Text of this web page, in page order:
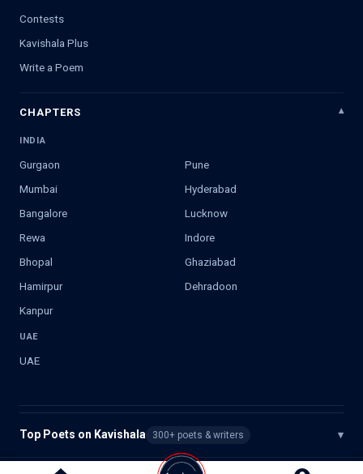
Contests
Kavishala Plus
Write a Poem
CHAPTERS
INDIA
Gurgaon
Pune
Mumbai
Hyderabad
Bangalore
Lucknow
Rewa
Indore
Bhopal
Ghaziabad
Hamirpur
Dehradoon
Kanpur
UAE
UAE
Top Poets on Kavishala 300+ poets & writers ▾